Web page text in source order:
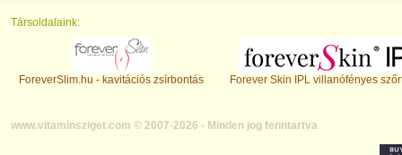
Társoldalaink:
ForeverSlim.hu - kavitációs zsírbontás Forever Skin IPL villanófényes
www.vitaminsziget.com © 2007-2026 - Minden jog fenntartva